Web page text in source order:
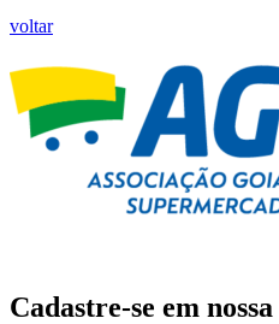
voltar
Cadastre-se em nossa